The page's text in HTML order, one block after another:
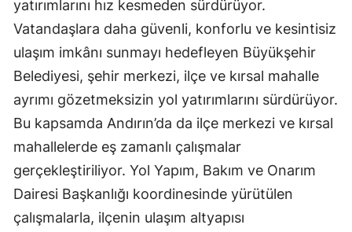
yatırımlarını hız kesmeden sürdürüyor.
Vatandaşlara daha güvenli, konforlu ve kesintisiz
ulaşım imkânı sunmayı hedefleyen Büyükşehir
Belediyesi, şehir merkezi, ilçe ve kırsal mahalle
ayrımı gözetmeksizin yol yatırımlarını sürdürüyor.
Bu kapsamda Andırın’da da ilçe merkezi ve kırsal
mahallelerde eş zamanlı çalışmalar
gerçekleştiriliyor. Yol Yapım, Bakım ve Onarım
Dairesi Başkanlığı koordinesinde yürütülen
çalışmalarla, ilçenin ulaşım altyapısı